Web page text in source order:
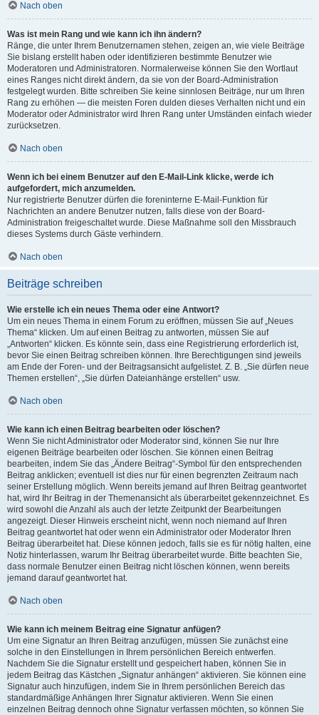
Nach oben
Was ist mein Rang und wie kann ich ihn ändern?
Ränge, die unter Ihrem Benutzernamen stehen, zeigen an, wie viele Beiträge
Sie bislang erstellt haben oder identifizieren bestimmte Benutzer wie
Moderatoren und Administratoren. Normalerweise können Sie den Wortlaut
eines Ranges nicht direkt ändern, da sie von der Board-Administration
festgelegt wurden. Bitte schreiben Sie keine sinnlosen Beiträge, nur um Ihren
Rang zu erhöhen — die meisten Foren dulden dieses Verhalten nicht und ein
Moderator oder Administrator wird Ihren Rang unter Umständen einfach wieder
zurücksetzen.
Nach oben
Wenn ich bei einem Benutzer auf den E-Mail-Link klicke, werde ich
aufgefordert, mich anzumelden.
Nur registrierte Benutzer dürfen die foreninterne E-Mail-Funktion für
Nachrichten an andere Benutzer nutzen, falls diese von der Board-
Administration freigeschaltet wurde. Diese Maßnahme soll den Missbrauch
dieses Systems durch Gäste verhindern.
Nach oben
Beiträge schreiben
Wie erstelle ich ein neues Thema oder eine Antwort?
Um ein neues Thema in einem Forum zu eröffnen, müssen Sie auf „Neues
Thema“ klicken. Um auf einen Beitrag zu antworten, müssen Sie auf
„Antworten“ klicken. Es könnte sein, dass eine Registrierung erforderlich ist,
bevor Sie einen Beitrag schreiben können. Ihre Berechtigungen sind jeweils
am Ende der Foren- und der Beitragsansicht aufgelistet. Z. B. „Sie dürfen neue
Themen erstellen“, „Sie dürfen Dateianhänge erstellen“ usw.
Nach oben
Wie kann ich einen Beitrag bearbeiten oder löschen?
Wenn Sie nicht Administrator oder Moderator sind, können Sie nur Ihre
eigenen Beiträge bearbeiten oder löschen. Sie können einen Beitrag
bearbeiten, indem Sie das „Ändere Beitrag“-Symbol für den entsprechenden
Beitrag anklicken; eventuell ist dies nur für einen begrenzten Zeitraum nach
seiner Erstellung möglich. Wenn bereits jemand auf Ihren Beitrag geantwortet
hat, wird Ihr Beitrag in der Themenansicht als überarbeitet gekennzeichnet. Es
wird sowohl die Anzahl als auch der letzte Zeitpunkt der Bearbeitungen
angezeigt. Dieser Hinweis erscheint nicht, wenn noch niemand auf Ihren
Beitrag geantwortet hat oder wenn ein Administrator oder Moderator Ihren
Beitrag überarbeitet hat. Diese können jedoch, falls sie es für nötig halten, eine
Notiz hinterlassen, warum Ihr Beitrag überarbeitet wurde. Bitte beachten Sie,
dass normale Benutzer einen Beitrag nicht löschen können, wenn bereits
jemand darauf geantwortet hat.
Nach oben
Wie kann ich meinem Beitrag eine Signatur anfügen?
Um eine Signatur an Ihren Beitrag anzufügen, müssen Sie zunächst eine
solche in den Einstellungen in Ihrem persönlichen Bereich entwerfen.
Nachdem Sie die Signatur erstellt und gespeichert haben, können Sie in
jedem Beitrag das Kästchen „Signatur anhängen“ aktivieren. Sie können eine
Signatur auch hinzufügen, indem Sie in Ihrem persönlichen Bereich das
standardmäßige Anhängen Ihrer Signatur aktivieren. Wenn Sie einen
einzelnen Beitrag dennoch ohne Signatur verfassen möchten, so können Sie